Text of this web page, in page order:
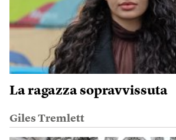
La ragazza sopravvissuta
Giles Tremlett